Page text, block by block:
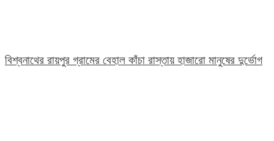
বিশ্বনাথের রায়পুর গ্রামের বেহাল কাঁচা রাস্তায় হাজারো মানুষের দুর্ভোগ